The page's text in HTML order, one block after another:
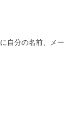
自分の名前、メー